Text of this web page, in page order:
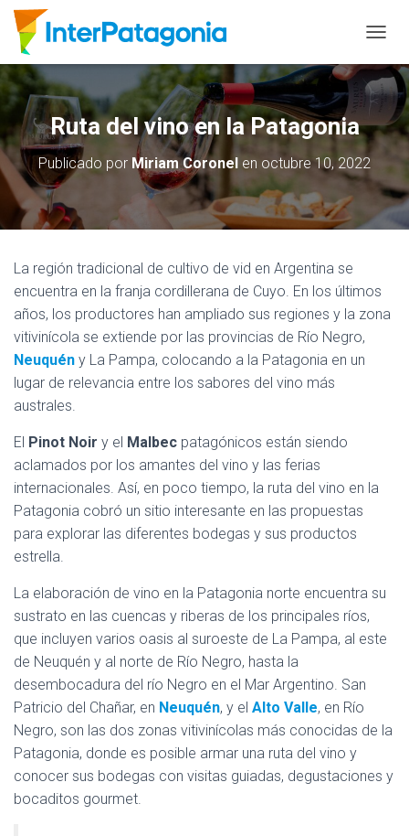
A
M
B
A
O
O
A
Ruta del vino en la Patagonia
Publicado por Miriam Coronel en octubre 10, 2022
La región tradicional de cultivo de vid en Argentina se
encuentra en la franja cordillerana de Cuyo. En los últimos
años, los productores han ampliado sus regiones y la zona
vitivinícola se extiende por las provincias de Río Negro,
Neuquén y La Pampa, colocando a la Patagonia en un
lugar de relevancia entre los sabores del vino más
australes.
El Pinot Noir y el Malbec patagónicos están siendo
aclamados por los amantes del vino y las ferias
internacionales. Así, en poco tiempo, la ruta del vino en la
Patagonia cobró un sitio interesante en las propuestas
para explorar las diferentes bodegas y sus productos
estrella.
La elaboración de vino en la Patagonia norte encuentra su
sustrato en las cuencas y riberas de los principales ríos,
que incluyen varios oasis al suroeste de La Pampa, al este
de Neuquén y al norte de Río Negro, hasta la
desembocadura del río Negro en el Mar Argentino. San
Patricio del Chañar, en Neuquén, y el Alto Valle, en Río
Negro, son las dos zonas vitivinícolas más conocidas de la
Patagonia, donde es posible armar una ruta del vino y
conocer sus bodegas con visitas guiadas, degustaciones y
bocaditos gourmet.